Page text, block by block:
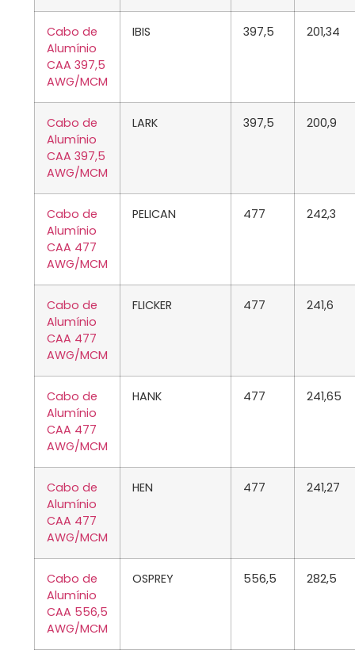
Cabo de
Alumínio
CAA 397,5
AWG/MCM
IBIS 397,5 201,34
Cabo de
Alumínio
CAA 397,5
AWG/MCM
LARK 397,5 200,9
Cabo de
Alumínio
CAA 477
AWG/MCM
PELICAN 477 242,3
Cabo de
Alumínio
CAA 477
AWG/MCM
FLICKER 477 241,6
Cabo de
Alumínio
CAA 477
AWG/MCM
HANK 477 241,65
Cabo de
Alumínio
CAA 477
AWG/MCM
HEN 477 241,27
Cabo de
Alumínio
CAA 556,5
AWG/MCM
OSPREY 556,5 282,5